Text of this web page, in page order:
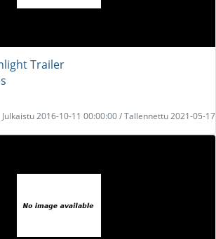
Trailer
Julkaistu 2016-10-11 00:00:00 / Tallennettu 2021-05-17